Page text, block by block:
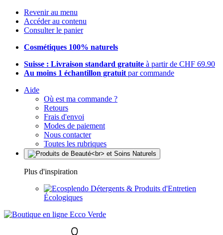
Revenir au menu
Accéder au contenu
Consulter le panier
Cosmétiques 100% naturels
Suisse : Livraison standard gratuite à partir de CHF 69.90
Au moins 1 échantillon gratuit par commande
Aide
Où est ma commande ?
Retours
Frais d'envoi
Modes de paiement
Nous contacter
Toutes les rubriques
Plus d'inspiration
Détergents & Produits d'Entretien
Écologiques